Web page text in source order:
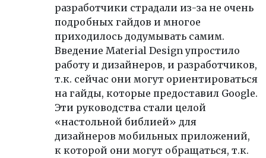
разработчики страдали из-за не очень
подробных гайдов и многое
приходилось додумывать самим.
Введение Material Design упростило
работу и дизайнеров, и разработчиков,
т.к. сейчас они могут ориентироваться
на гайды, которые предоставил Google.
Эти руководства стали целой
«настольной библией» для
дизайнеров мобильных приложений,
к которой они могут обращаться, т.к.